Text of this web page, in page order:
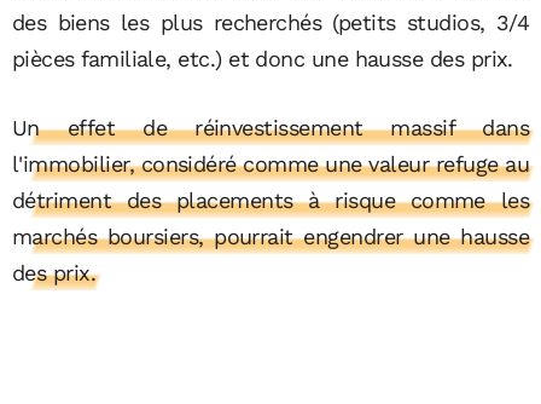
des biens les plus recherchés (petits studios, 3/4
pièces familiale, etc.) et donc une hausse des prix.
Un effet de réinvestissement massif dans
l'immobilier, considéré comme une valeur refuge au
détriment des placements à risque comme les
marchés boursiers, pourrait engendrer une hausse
des prix.